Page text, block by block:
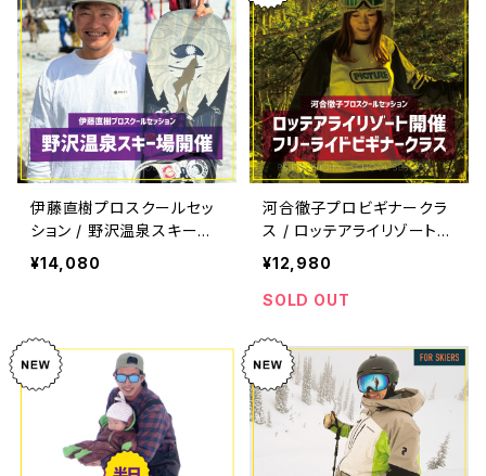
伊藤直樹プロスクールセッ
ション / 野沢温泉スキー場
開催
¥14,080
河合徹子プロビギナークラ
ス / ロッテアライリゾート開
催
¥12,980
SOLD OUT